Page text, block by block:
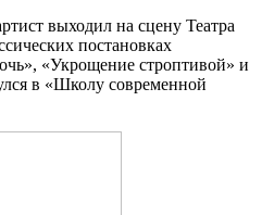
выходил на сцену Театра
постановках
«Укрощение строптивой» и
в «Школу современной